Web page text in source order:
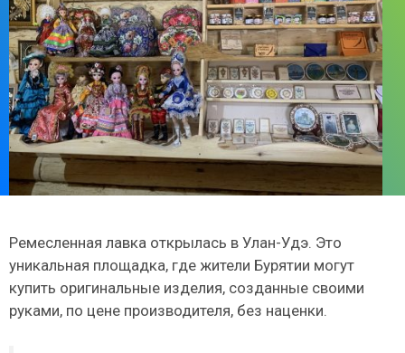
Ремесленная лавка открылась в Улан-Удэ. Это
уникальная площадка, где жители Бурятии могут
купить оригинальные изделия, созданные своими
руками, по цене производителя, без наценки.